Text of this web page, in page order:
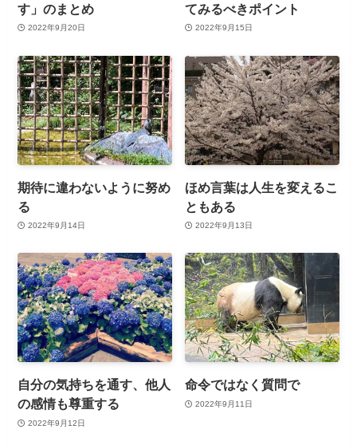
す」のまとめ
2022年9月20日
てみるべきポイント
2022年9月15日
期待に違わないように努め
る
2022年9月14日
ほめ言葉は人生を変えるこ
ともある
2022年9月13日
自分の気持ちを通す、他人
の感情も尊重する
2022年9月12日
命令ではなく質問で
2022年9月11日